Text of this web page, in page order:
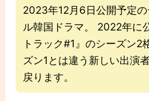
2023年12月6日公開予定
ル韓国ドラマ。 2022年に
トラック#1』のシーズン2
ズン1とは違う新しい出演
戻ります。